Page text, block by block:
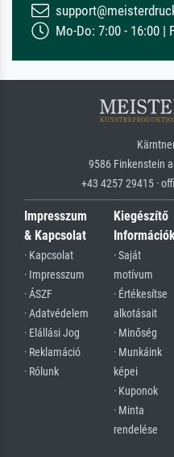
Mo-Do: 7:00 - 16:00 |
9586 Finkenstein
+43 4257 29415 ·
Impresszum
& Kapcsolat
· Kapcsolat
· Impresszum
· ÁSZF
· Adatvédelem
· Elállási Jog
· Reklamáció
· Rólunk
Kiegészítő
· Saját
motívum
· Értékesítse
alkotásait
· Minőség
· Munkáink
képei
· Kuponok
· Minta
rendelése